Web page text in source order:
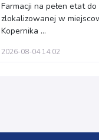
Farmacji na pełen etat
zlokalizowanej w
Kopernika ...
2026-08-04 14:02